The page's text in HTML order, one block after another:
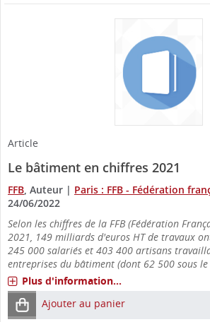
Article
Le bâtiment en chiffres 2021
FFB , Auteur | Paris : FFB - Fédération
24/06/2022
Selon les chiffres de la FFB (Fédération
2021, 149 milliards d'euros HT de travaux
245 000 salariés et 403 400 artisans
entreprises du bâtiment (dont 62 500 sous
Plus d'information...
Ajouter au panier